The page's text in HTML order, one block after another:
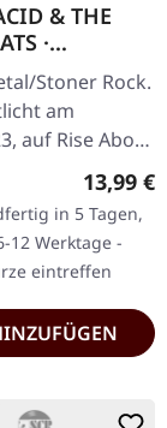
& THE
·
On First
2CD
Stoner Rock.
am
auf Rise Above
Doppel-CD.
On First
das erste
13,99 €
in 5 Tagen,
12 Werktage -
eintreffen